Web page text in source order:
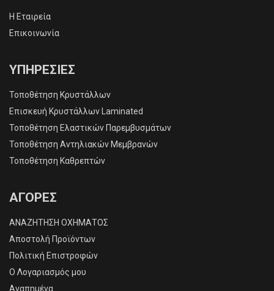
Η Εταιρεία
Επικοινωνία
ΥΠΗΡΕΣΙΕΣ
Τοποθέτηση Κρυστάλλων
Επισκευή Κρυστάλλων Laminated
Τοποθέτηση Ελαστικών Παρεμβυσμάτων
Τοποθέτηση Αντηλιακών Μεμβρανών
Τοποθέτηση Καθρεπτών
ΑΓΟΡΕΣ
ΑΝΑΖΗΤΗΣΗ ΟΧΗΜΑΤΟΣ
Αποστολή Προϊόντων
Πολιτική Επιστροφών
O Λογαριασμός μου
Αγαπημένα